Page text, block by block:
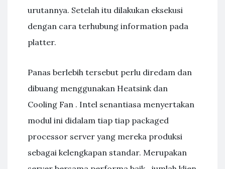
urutannya. Setelah itu dilakukan eksekusi
dengan cara terhubung information pada
platter.
Panas berlebih tersebut perlu diredam dan
dibuang menggunakan Heatsink dan
Cooling Fan . Intel senantiasa menyertakan
modul ini didalam tiap tiap packaged
processor server yang mereka produksi
sebagai kelengkapan standar. Merupakan